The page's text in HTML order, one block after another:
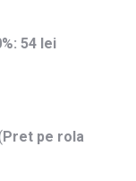
54 lei
Pret pe rola